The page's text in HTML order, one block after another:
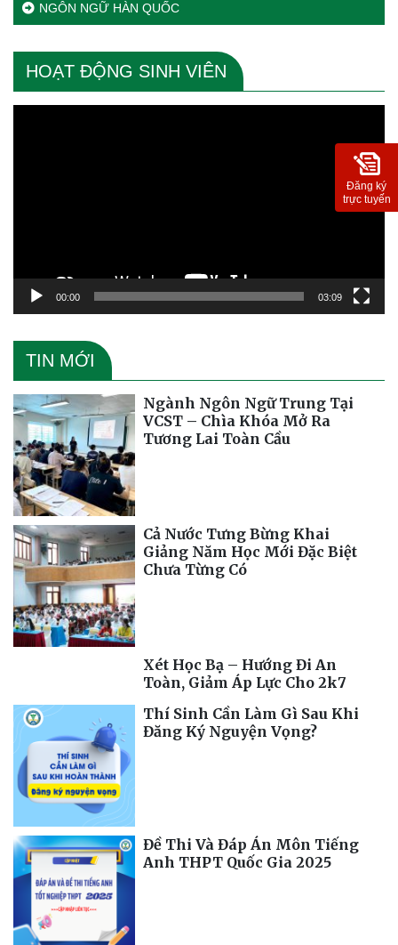
NGÔN NGỮ HÀN QUỐC
HOẠT ĐỘNG SINH VIÊN
00:00 03:09
TIN MỚI
Ngành Ngôn Ngữ Trung Tại
VCST – Chìa Khóa Mở Ra
Tương Lai Toàn Cầu
Cả Nước Tưng Bừng Khai
Giảng Năm Học Mới Đặc Biệt
Chưa Từng Có
Xét Học Bạ – Hướng Đi An
Toàn, Giảm Áp Lực Cho 2k7
Thí Sinh Cần Làm Gì Sau Khi
Đăng Ký Nguyện Vọng?
Đề Thi Và Đáp Án Môn Tiếng
Anh THPT Quốc Gia 2025
Đăng ký
trực tuyến